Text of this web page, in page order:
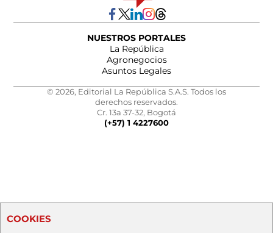
NUESTROS PORTALES
La República
Agronegocios
Asuntos Legales
© 2026, Editorial La República S.A.S. Todos los
derechos reservados.
Cr. 13a 37-32, Bogotá
(+57) 1 4227600
COOKIES